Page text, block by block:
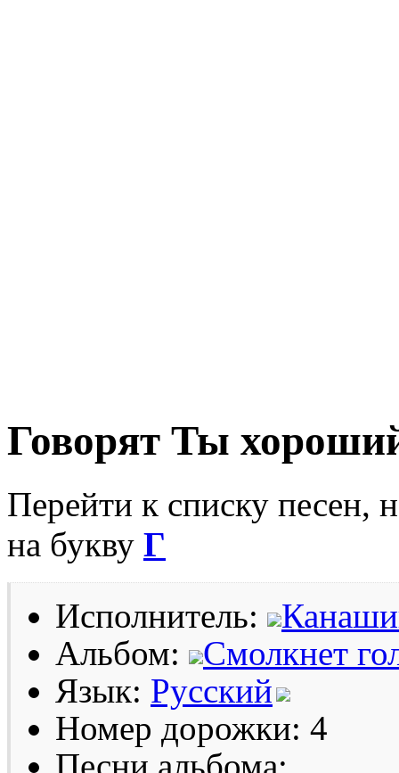
Говорят Ты
Перейти к списку песен,
на букву Г
Исполнитель:
Альбом:
Смолкнет
Язык: Русский
Номер дорожки: 4
Песни альбома: